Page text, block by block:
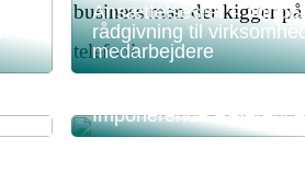
Ansættelsesret –
rådgivning til
medarbejdere
Imponerende